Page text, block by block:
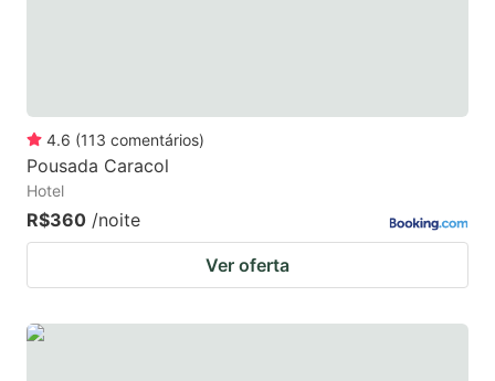
4.6 (113 comentários)
Pousada Caracol
Hotel
R$360 /noite
Ver oferta